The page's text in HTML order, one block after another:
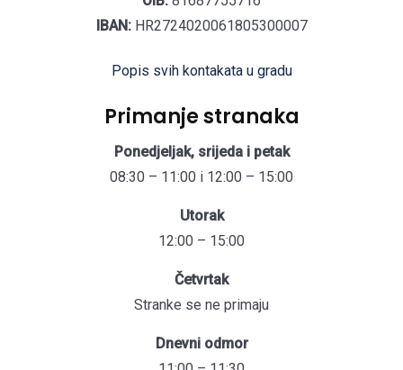
IBAN:HR2724020061805300007
Popis svih kontakata u gradu
Primanje stranaka
Ponedjeljak, srijeda i petak
08:30 – 11:00 i 12:00 – 15:00
Utorak
12:00 – 15:00
Četvrtak
Stranke se ne primaju
Dnevni odmor